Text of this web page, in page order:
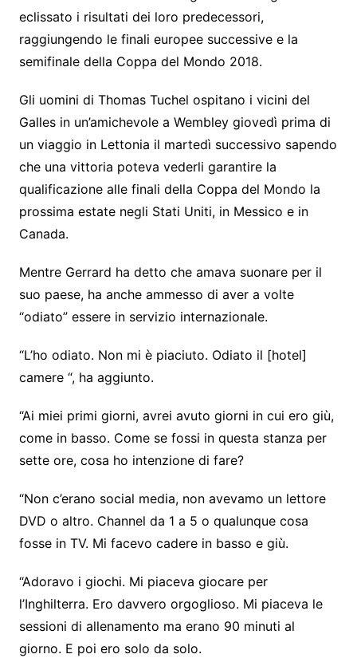
eclissato i risultati dei loro predecessori,
raggiungendo le finali europee successive e la
semifinale della Coppa del Mondo 2018.
Gli uomini di Thomas Tuchel ospitano i vicini del
Galles in un’amichevole a Wembley giovedì prima di
un viaggio in Lettonia il martedì successivo sapendo
che una vittoria poteva vederli garantire la
qualificazione alle finali della Coppa del Mondo la
prossima estate negli Stati Uniti, in Messico e in
Canada.
Mentre Gerrard ha detto che amava suonare per il
suo paese, ha anche ammesso di aver a volte
“odiato” essere in servizio internazionale.
“L’ho odiato. Non mi è piaciuto. Odiato il [hotel]
camere “, ha aggiunto.
“Ai miei primi giorni, avrei avuto giorni in cui ero giù,
come in basso. Come se fossi in questa stanza per
sette ore, cosa ho intenzione di fare?
“Non c’erano social media, non avevamo un lettore
DVD o altro. Channel da 1 a 5 o qualunque cosa
fosse in TV. Mi facevo cadere in basso e giù.
“Adoravo i giochi. Mi piaceva giocare per
l’Inghilterra. Ero davvero orgoglioso. Mi piaceva le
sessioni di allenamento ma erano 90 minuti al
giorno. E poi ero solo da solo.